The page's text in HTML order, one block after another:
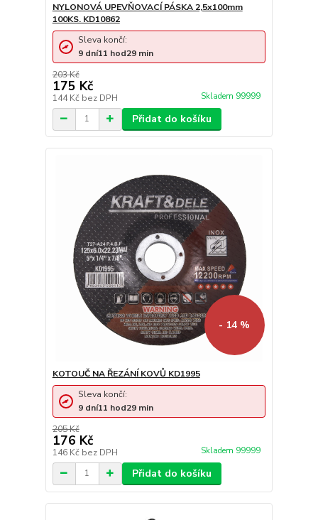
NYLONOVÁ UPEVŇOVACÍ PÁSKA 2,5x100mm
100KS. KD10862
203 Kč
175 Kč
144 Kč bez DPH Skladem 99999
Sleva končí:
9 dní11 hod29 min
Přidat do košíku
- 14 %
KOTOUČ NA ŘEZÁNÍ KOVŮ KD1995
205 Kč
176 Kč
146 Kč bez DPH Skladem 99999
Sleva končí:
9 dní11 hod29 min
Přidat do košíku